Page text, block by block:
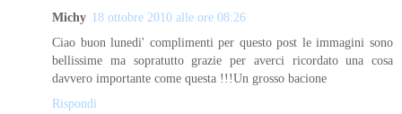
Michy 18 ottobre 2010 alle ore 08:26
Ciao buon lunedi' complimenti per questo post le immagini sono
bellissime ma sopratutto grazie per averci ricordato una cosa
davvero importante come questa !!!Un grosso bacione
Rispondi